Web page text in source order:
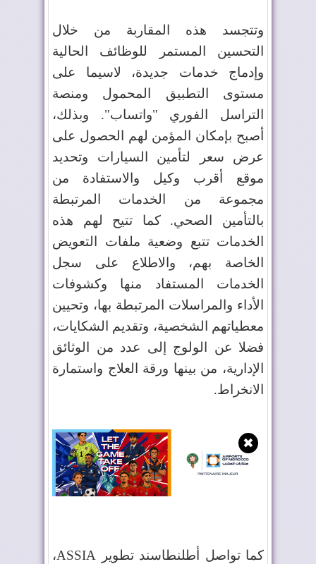
وتتجسد هذه المقاربة من خلال
التحسين المستمر للوظائف الحالية
وإدماج خدمات جديدة، لاسيما على
مستوى التطبيق المحمول ومنصة
التراسل الفوري "واتساب". وبذلك،
أصبح بإمكان المؤمن لهم الحصول على
عرض سعر لتأمين السيارات وتحديد
موقع أقرب وكيل والاستفادة من
مجموعة من الخدمات المرتبطة
بالتأمين الصحي. كما تتيح لهم هذه
الخدمات تتبع وضعية ملفات التعويض
الخاصة بهم، والاطلاع على سجل
الخدمات المستفاد منها وكشوفات
الأداء والمراسلات المرتبطة بها، وتحيين
معطياتهم الشخصية، وتقديم الشكايات،
فضلا عن الولوج إلى عدد من الوثائق
الإدارية، من بينها ورقة العلاج واستمارة
الانخراط.
✖
كما تواصل أطلنطاسند تطوير ASSIA،